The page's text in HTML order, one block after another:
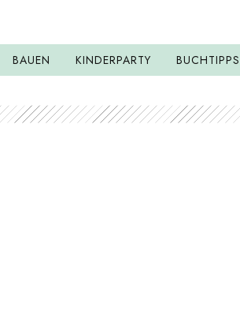
BAUEN KINDERPARTY BUCHTIPPS